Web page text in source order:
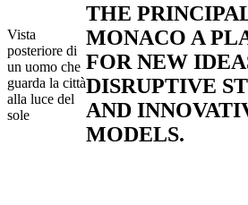
Vista
posteriore di
un uomo che
guarda la città
alla luce del
sole
THE
MONACO A
FOR NEW
DISRUPTIVE
AND
MODELS.